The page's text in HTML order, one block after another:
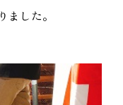
した。